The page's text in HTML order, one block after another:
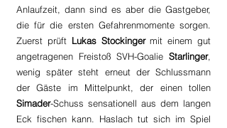
Anlaufzeit, dann sind es aber die Gastgeber,
die für die ersten Gefahrenmomente sorgen.
Zuerst prüft Lukas Stockinger mit einem gut
angetragenen Freistoß SVH-Goalie Starlinger,
wenig später steht erneut der Schlussmann
Simader-Schuss sensationell aus dem langen
Eck fischen kann. Haslach tut sich im Spiel